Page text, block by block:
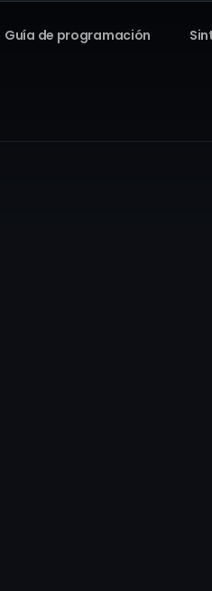
Guía de programación